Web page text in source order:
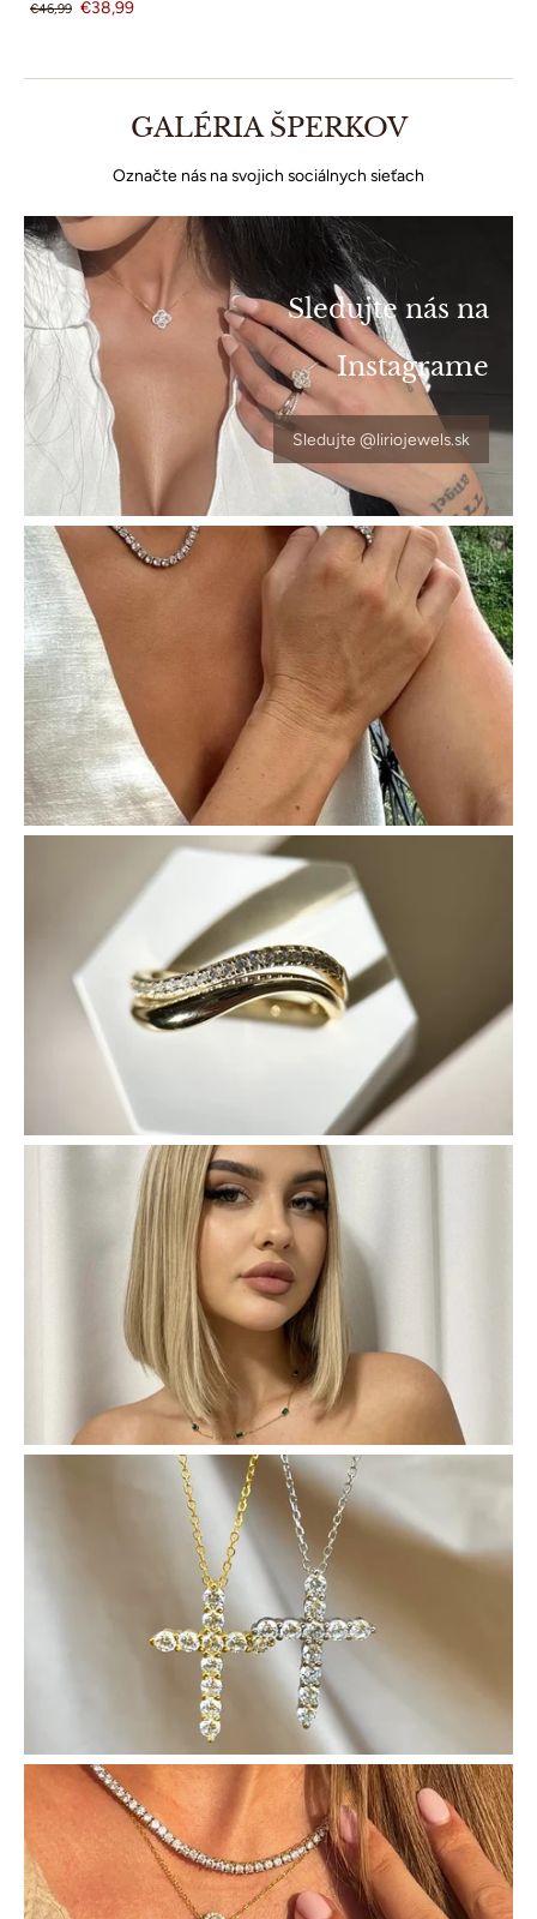
€46,99 €38,99
GALÉRIA ŠPERKOV
Označte nás na svojich sociálnych sieťach
Sledujte nás na
Instagrame
Sledujte @liriojewels.sk